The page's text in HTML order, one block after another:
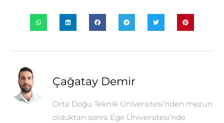
Çağatay Demir
Orta Doğu Teknik Üniversitesi’nden mezun
olduktan sonra Ege Üniversitesi’nde